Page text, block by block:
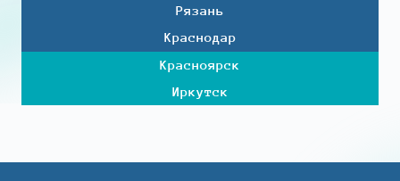
Рязань
Краснодар
Красноярск
Иркутск